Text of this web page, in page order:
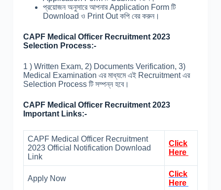
প্রয়োজন অনুসারে আপনার Application Form টি
Download ও Print Out কপি বের করুন।
CAPF Medical Officer Recruitment 2023
Selection Process:-
1 ) Written Exam, 2) Documents Verification, 3)
Medical Examination এর মাধ্যমে এই Recruitment এর
Selection Process টি সম্পন্ন হবে।
CAPF Medical Officer Recruitment 2023
Important Links:-
CAPF Medical Officer Recruitment
2023 Official Notification Download
Link
Click
Here
Apply Now
Click
Here